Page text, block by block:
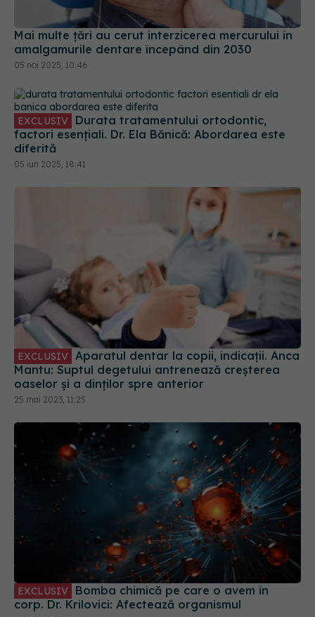
Mai multe ţări au cerut interzicerea mercurului în
amalgamurile dentare începând din 2030
05 noi 2025, 10:46
EXCLUSIV Durata tratamentului ortodontic,
factori esențiali. Dr. Ela Bănică: Abordarea este
diferită
05 iun 2025, 18:41
EXCLUSIV Aparatul dentar la copii, indicații. Anca
Mantu: Suptul degetului antrenează creșterea
oaselor și a dinților spre anterior
25 mai 2023, 11:25
EXCLUSIV Bomba chimică pe care o avem în
corp. Dr. Krilovici: Afectează organismul
02 noi 2025, 17:01